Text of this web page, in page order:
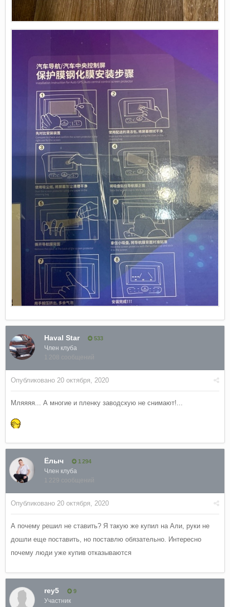
Haval Star 533
Член клуба
1 208 сообщений
Опубликовано 20 октября, 2020
Мляяяя... А многие и пленку заводскую не снимают!...
Ёлыч 1 294
Член клуба
1 229 сообщений
Опубликовано 20 октября, 2020
А почему решил не ставить? Я такую же купил на Али, руки не
дошли еще поставить, но поставлю обязательно. Интересно
почему люди уже купив отказываются
rey5 9
Участник